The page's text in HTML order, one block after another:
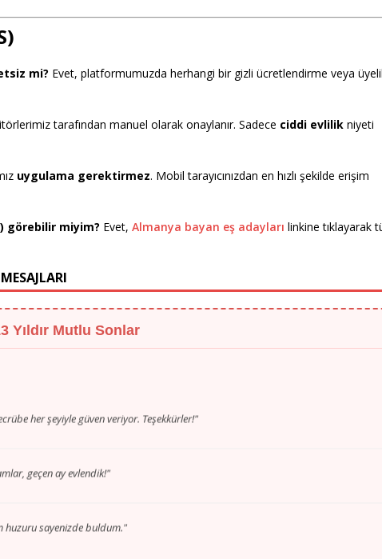
mi? Evet, platformumuzda herhangi bir gizli ücretlendirme veya
tarafından manuel olarak onaylanır. Sadece ciddi evlilik niyeti
uygulama gerektirmez. Mobil tarayıcınızdan en hızlı şekilde erişim
görebilir miyim? Evet, Almanya bayan eş adayları linkine tıklayarak
Yıldır Mutlu Sonlar
geçen ay evlendik!"
huzuru sayenizde buldum."
Köln'den hayat arkadaşımı buldum."